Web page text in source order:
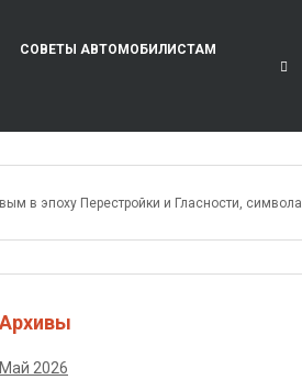
СОВЕТЫ АВТОМОБИЛИСТАМ
в эпоху Перестройки и Гласности, символа
Архивы
Май 2026